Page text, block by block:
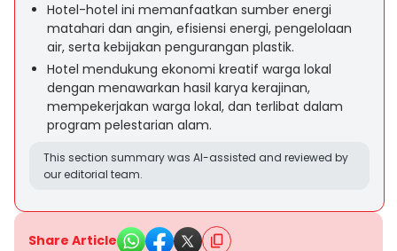
Hotel-hotel ini memanfaatkan sumber energi
matahari dan angin, efisiensi energi, pengelolaan
air, serta kebijakan pengurangan plastik.
Hotel mendukung ekonomi kreatif warga lokal
dengan menawarkan hasil karya kerajinan,
mempekerjakan warga lokal, dan terlibat dalam
program pelestarian alam.
This section summary was AI-assisted and reviewed by
our editorial team.
Share Article